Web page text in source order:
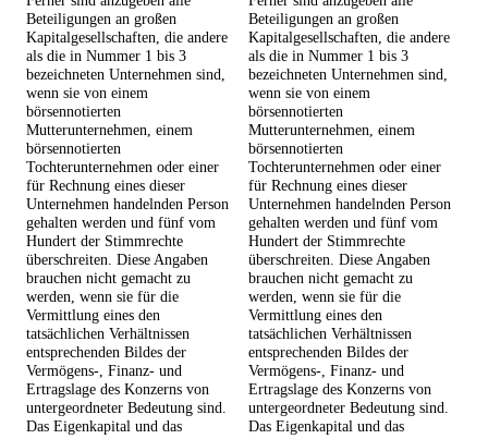
Beteiligungen an großen
Kapitalgesellschaften, die andere
als die in Nummer 1 bis 3
bezeichneten Unternehmen sind,
wenn sie von einem
börsennotierten
Mutterunternehmen, einem
börsennotierten
Tochterunternehmen oder einer
für Rechnung eines dieser
Unternehmen handelnden Person
gehalten werden und fünf vom
Hundert der Stimmrechte
überschreiten. Diese Angaben
brauchen nicht gemacht zu
werden, wenn sie für die
Vermittlung eines den
tatsächlichen Verhältnissen
entsprechenden Bildes der
Vermögens-, Finanz- und
Ertragslage des Konzerns von
untergeordneter Bedeutung sind.
Das Eigenkapital und das
Beteiligungen an großen
Kapitalgesellschaften, die andere
als die in Nummer 1 bis 3
bezeichneten Unternehmen sind,
wenn sie von einem
börsennotierten
Mutterunternehmen, einem
börsennotierten
Tochterunternehmen oder einer
für Rechnung eines dieser
Unternehmen handelnden Person
gehalten werden und fünf vom
Hundert der Stimmrechte
überschreiten. Diese Angaben
brauchen nicht gemacht zu
werden, wenn sie für die
Vermittlung eines den
tatsächlichen Verhältnissen
entsprechenden Bildes der
Vermögens-, Finanz- und
Ertragslage des Konzerns von
untergeordneter Bedeutung sind.
Das Eigenkapital und das